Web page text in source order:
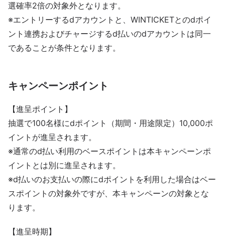
選確率2倍の対象外となります。
※エントリーするdアカウントと、WINTICKETとのdポイ
ント連携およびチャージするd払いのdアカウントは同一
であることが条件となります。
キャンペーンポイント
【進呈ポイント】
抽選で100名様にdポイント（期間・用途限定）10,000ポ
イントが進呈されます。
※通常のd払い利用のベースポイントは本キャンペーンポ
イントとは別に進呈されます。
※d払いのお支払いの際にdポイントを利用した場合はベー
スポイントの対象外ですが、本キャンペーンの対象とな
ります。
【進呈時期】